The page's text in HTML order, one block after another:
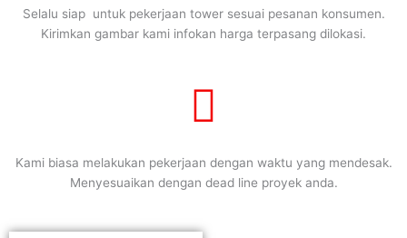
Selalu siap untuk pekerjaan tower sesuai pesanan konsumen.
Kirimkan gambar kami infokan harga terpasang dilokasi.
Kami biasa melakukan pekerjaan dengan waktu yang mendesak.
Menyesuaikan dengan dead line proyek anda.